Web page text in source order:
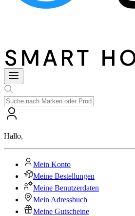
Hallo,
Mein Konto
Meine Bestellungen
Meine Benutzerdaten
Mein Adressbuch
Meine Gutscheine